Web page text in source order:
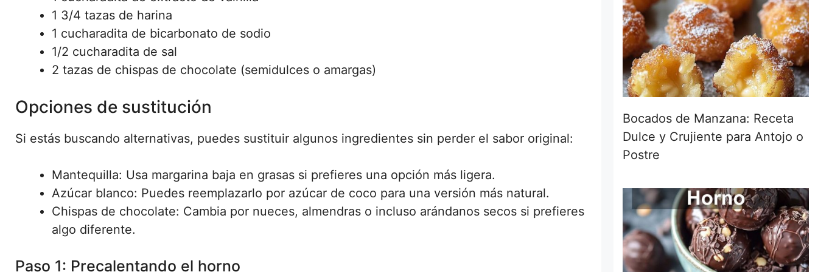
1 3/4 tazas de harina
1 cucharadita de bicarbonato de sodio
1/2 cucharadita de sal
2 tazas de chispas de chocolate (semidulces o amargas)
Opciones de sustitución
Si estás buscando alternativas, puedes sustituir algunos ingredientes sin perder el sabor original:
Mantequilla: Usa margarina baja en grasas si prefieres una opción más ligera.
Azúcar blanco: Puedes reemplazarlo por azúcar de coco para una versión más natural.
Chispas de chocolate: Cambia por nueces, almendras o incluso arándanos secos si prefieres
algo diferente.
Paso 1: Precalentando el horno
Bocados de Manzana: Receta
Dulce y Crujiente para Antojo o
Postre